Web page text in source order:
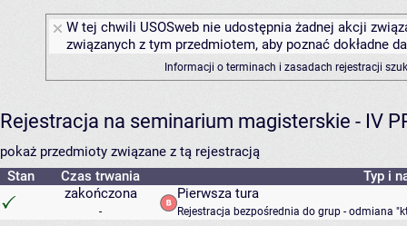
W tej chwili USOSweb nie udostępnia żadnej akcji
związanych z tym przedmiotem, aby poznać dokładne
Informacji o terminach i zasadach rejestracji
Rejestracja na seminarium magisterskie - IV
pokaż przedmioty związane z tą rejestracją
Stan
Czas trwania
Typ i
zakończona
-
Pierwsza tura
Rejestracja bezpośrednia do grup - odmiana